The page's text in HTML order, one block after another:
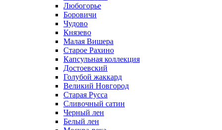
Любогорье
Боровичи
Чудово
Князево
Малая Вишера
Старое Рахино
Капсульная коллекция
Достоевский
Голубой жаккард
Великий Новгород
Старая Русса
Сливочный сатин
Черный лен
Белый лен